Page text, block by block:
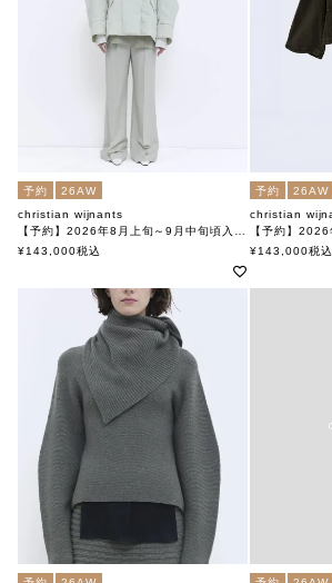
予約
26AW
christian wijnants
【予約】2026年8月上旬～9月中旬頃入荷予定
JOMBO ジャケット
¥143,000税込
予約
26AW
christian
【予約】2026
JABALA デニ
¥143,000税込